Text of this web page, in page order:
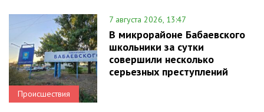
Происшествия
7 августа 2026, 13:47
В микрорайоне Бабаевского
школьники за сутки
совершили несколько
серьезных преступлений